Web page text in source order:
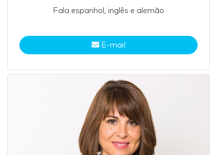
Fala espanhol, inglês e alemão
E-mail